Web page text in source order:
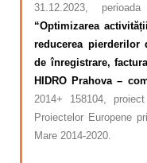
31.12.2023,
“Optimizarea
reducerea pierderilor
de înregistrare,
HIDRO Prahova –
2014+ 158104,
Proiectelor Europene
Mare 2014-2020.